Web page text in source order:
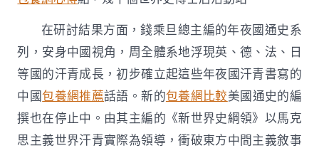
在研討結果方面，錢乘旦總主編的年夜國通史系
列，安身中國視角，周全體系地浮現英、德、法、日
等國的汗青成長，初步確立起這些年夜國汗青書寫的
中國包養網推薦話語。新的包養網比較美國通史的編
撰也在停止中。由其主編的《新世界史綱領》以馬克
思主義世界汗青實際為領導，衝破東方中間主義敘事